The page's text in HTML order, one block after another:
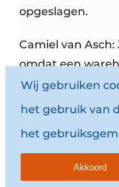
opgeslagen.
Camiel van
omdat een
producten
waarden.
Roel van Gils:
tussen
Wij gebruiken
het gebruik van
het
Akkoord